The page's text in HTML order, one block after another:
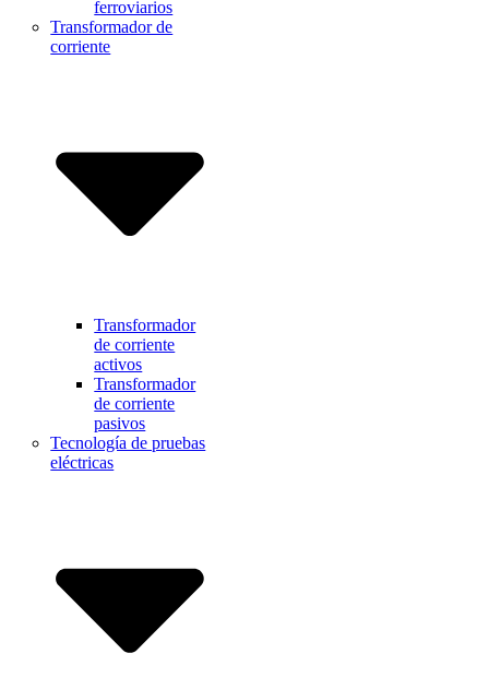
ferroviarios
Transformador de
corriente
Transformador
de corriente
activos
Transformador
de corriente
pasivos
Tecnología de pruebas
eléctricas